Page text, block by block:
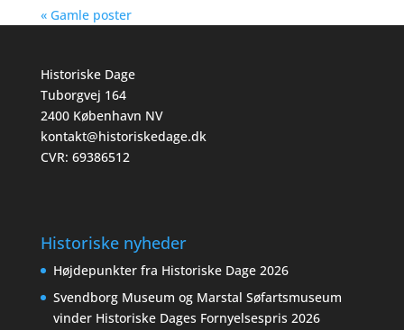
« Gamle poster
Historiske Dage
Tuborgvej 164
2400 København NV
kontakt@historiskedage.dk
CVR: 69386512
Historiske nyheder
Højdepunkter fra Historiske Dage 2026
Svendborg Museum og Marstal Søfartsmuseum
vinder Historiske Dages Fornyelsespris 2026